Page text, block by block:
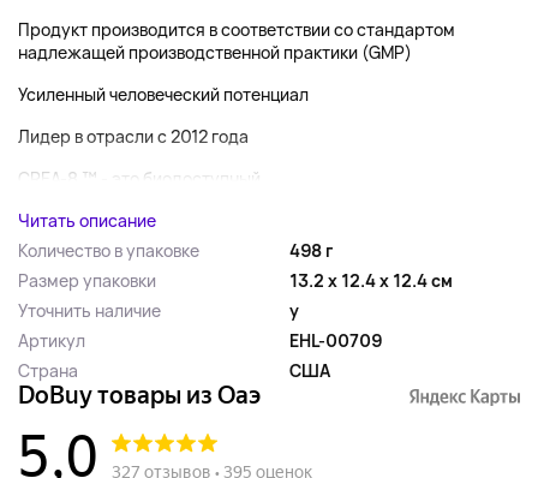
Продукт производится в соответствии со стандартом
надлежащей производственной практики (GMP)
Усиленный человеческий потенциал
Лидер в отрасли с 2012 года
CREA-8 ™ - это биодоступный...
Читать описание
Количество в упаковке
498 г
Размер упаковки
13.2 x 12.4 x 12.4 см
Уточнить наличие
y
Артикул
EHL-00709
Страна
США